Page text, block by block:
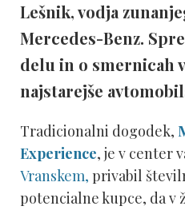
Lešnik, vodja
Mercedes-Benz.
delu in o smernicah
najstarejše
Tradicionalni dogodek,
Experience, je v center
Vranskem, privabil
potencialne kupce, da v